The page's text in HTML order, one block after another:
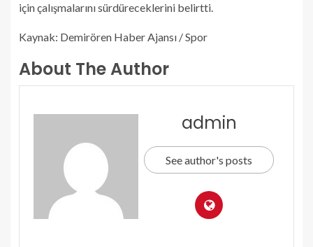
için çalışmalarını sürdüreceklerini belirtti.
Kaynak: Demirören Haber Ajansı / Spor
About The Author
admin
See author's posts